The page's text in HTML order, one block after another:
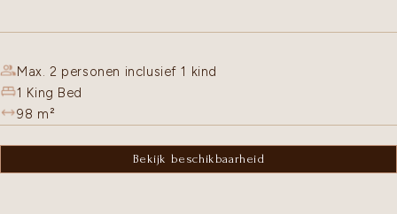
Max. 2 personen inclusief 1 kind
1 King Bed
98 m²
Bekijk beschikbaarheid